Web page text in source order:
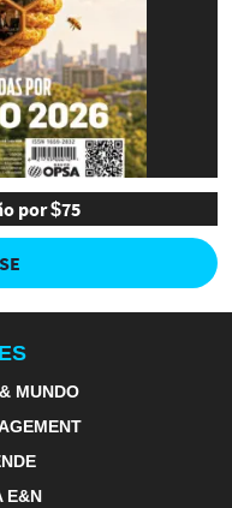
por $75
MUNDO
E&N